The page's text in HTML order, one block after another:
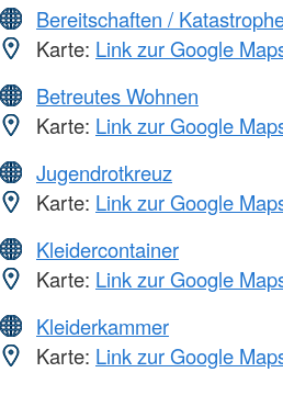
Bereitschaften /
Karte: Link zur Google
Betreutes Wohnen
Karte: Link zur Google
Jugendrotkreuz
Karte: Link zur Google
Kleidercontainer
Karte: Link zur Google
Kleiderkammer
Karte: Link zur Google